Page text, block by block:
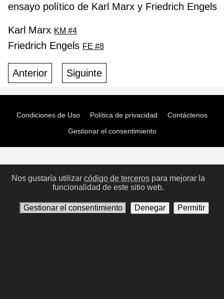
ensayo político de Karl Marx y Friedrich Engels
Karl Marx KM #4
Friedrich Engels FE #8
Anterior Siguinte
Condiciones de Uso Política de privacidad
Contáctenos
Gestionar el consentimiento
Nos gustaría utilizar código de tercerospara mejorar la
funcionalidad de este sitio web.
Gestionar el consentimiento Denegar Permitir